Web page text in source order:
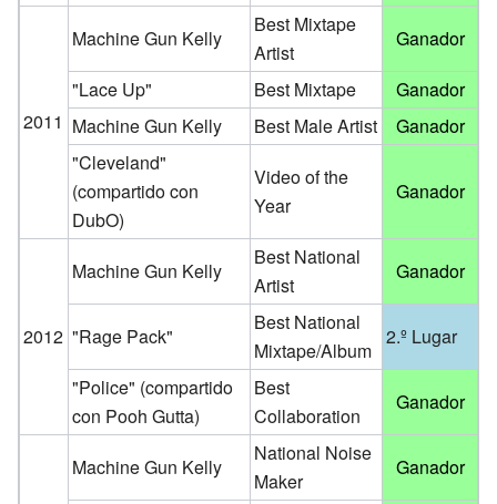
2011
Machine Gun Kelly
Best Mixtape
Artist
Ganador
"Lace Up"
Best Mixtape
Ganador
Machine Gun Kelly
Best Male Artist
Ganador
"Cleveland"
(compartido con
DubO)
Video of the
Year
Ganador
2012
Machine Gun Kelly
Best National
Artist
Ganador
"Rage Pack"
Best National
Mixtape/Album
2.º Lugar
"Police" (compartido
con Pooh Gutta)
Best
Collaboration
Ganador
Machine Gun Kelly
National Noise
Maker
Ganador